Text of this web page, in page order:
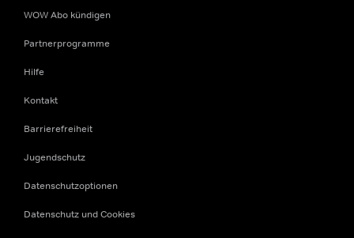
WOW Abo kündigen
Partnerprogramme
Hilfe
Kontakt
Barrierefreiheit
Jugendschutz
Datenschutzoptionen
Datenschutz und Cookies